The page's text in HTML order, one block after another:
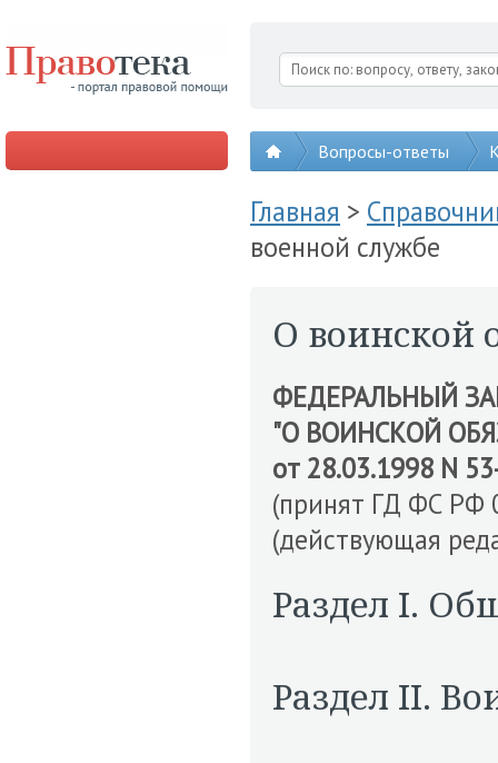
Вопросы-ответы
Главная >
военной службе
О воинской
ФЕДЕРАЛЬНЫЙ
"О ВОИНСКОЙ
от 28.03.1998 N
(принят ГД ФС РФ
(действующая
Раздел I.
Раздел II.